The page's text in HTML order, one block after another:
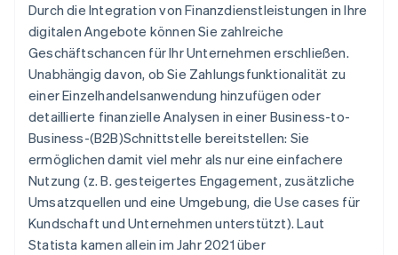
Schritt 4: Technische Integration
Schritt 5: Design der Nutzeroberfläche
Schritt 6: Tests
Schritt 7: Bereitstellung und Start
Schritt 8: Marketing und Kundenakzeptanz
Schritt 9: Überwachung und Upgrade
Schritt 10: Skalierbarkeit und zukünftige
Ergänzungen
Durch die Integration von Finanzdienstleistungen in Ihre
digitalen Angebote können Sie zahlreiche
Geschäftschancen für Ihr Unternehmen erschließen.
Unabhängig davon, ob Sie Zahlungsfunktionalität zu
einer Einzelhandelsanwendung hinzufügen oder
detaillierte finanzielle Analysen in einer Business-to-
Business-(B2B)Schnittstelle bereitstellen: Sie
ermöglichen damit viel mehr als nur eine einfachere
Nutzung (z. B. gesteigertes Engagement, zusätzliche
Umsatzquellen und eine Umgebung, die Use cases für
Kundschaft und Unternehmen unterstützt). Laut
Statista kamen allein im Jahr 2021 über